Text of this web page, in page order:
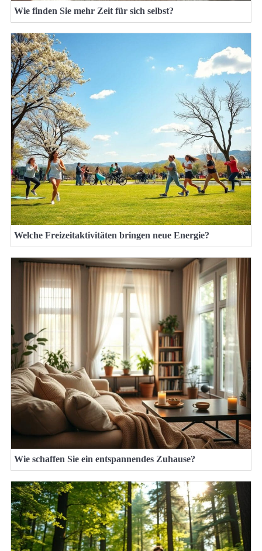
Wie finden Sie mehr Zeit für sich selbst?
Welche Freizeitaktivitäten bringen neue Energie?
Wie schaffen Sie ein entspannendes Zuhause?